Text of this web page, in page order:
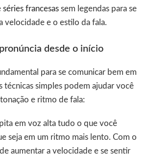
séries francesassem legendas para se
velocidade e o estilo da fala.
desde o início
para se comunicar bem em
técnicas simples podem ajudar você
e ritmo de fala:
em voz alta tudo o que você
seja em um ritmo mais lento. Com o
aumentar a velocidade e se sentir